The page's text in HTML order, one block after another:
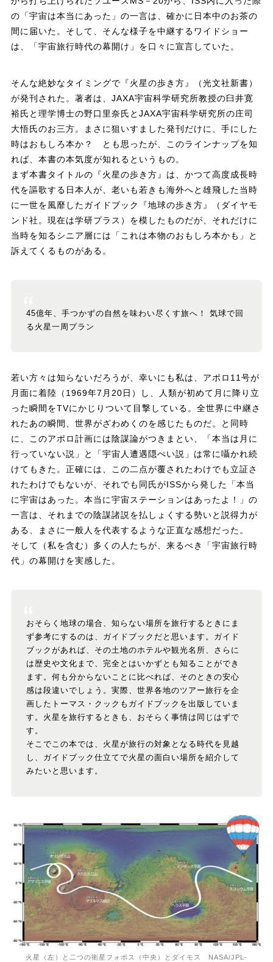
の「宇宙は本当にあった」の一言は、確かに日本中のお茶の
間に届いた。そして、そんな様子を中継するワイドショー
は、「宇宙旅行時代の幕開け」を口々に宣言していた。
そんな絶妙なタイミングで『火星の歩き方』（光文社新書）
が発刊された。著者は、JAXA宇宙科学研究所教授の臼井寛
裕氏と理学博士の野口里奈氏とJAXA宇宙科学研究所の庄司
大悟氏のお三方。まさに狙いすました発刊だけに、手にした
時はおもしろ本か？ とも思ったが、このラインナップを知
れば、本書の本気度が知れるというもの。
まず本書タイトルの『火星の歩き方』は、かつて高度成長時
代を謳歌する日本人が、老いも若きも海外へと雄飛した当時
に一世を風靡したガイドブック『地球の歩き方』（ダイヤモ
ンド社。現在は学研プラス）を模したものだが、それだけに
当時を知るシニア層には「これは本物のおもしろ本かも」と
訴えてくるものがある。
45億年、手つかずの自然を味わい尽くす旅へ！ 気球で回
る火星一周プラン
若い方々は知らないだろうが、幸いにも私は、アポロ11号が
月面に着陸（1969年7月20日）し、人類が初めて月に降り立
った瞬間をTVにかじりついて目撃している。全世界に中継さ
れたあの瞬間、世界がざわめくのを感じたものだ。と同時
に、このアポロ計画には陰謀論がつきまとい、「本当は月に
行っていない説」と「宇宙人遭遇隠ぺい説」は常に囁かれ続
けてもきた。正確には、この二点が覆されたわけでも立証さ
れたわけでもないが、それでも同氏がISSから発した「本当
に宇宙はあった。本当に宇宙ステーションはあったよ！」の
一言は、それまでの陰謀諸説を払しょくする勢いと説得力が
ある、まさに一般人を代表するような正直な感想だった。
そして（私を含む）多くの人たちが、来るべき「宇宙旅行時
代」の幕開けを実感した。
おそらく地球の場合、知らない場所を旅行するときにま
ず参考にするのは、ガイドブックだと思います。ガイド
ブックがあれば、その土地のホテルや観光名所、さらに
は歴史や文化まで、完全とはいかずとも知ることができ
ます。何も分からないことに比べれば、そのときの安心
感は段違いでしょう。実際、世界各地のツアー旅行を企
画したトーマス・クックもガイドブックを出版していま
す。火星を旅行するときも、おそらく事情は同じはずで
す。
そこでこの本では、火星が旅行の対象となる時代を見越
し、ガイドブック仕立てで火星の面白い場所を紹介して
みたいと思います。
火星（左）と二つの衛星フォボス（中央）とダイモス NASA/JPL-